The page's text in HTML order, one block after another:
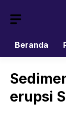
Beranda
erupsi